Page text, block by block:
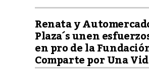
Renata y
Plaza´s unen
en pro de la
Comparte por Una